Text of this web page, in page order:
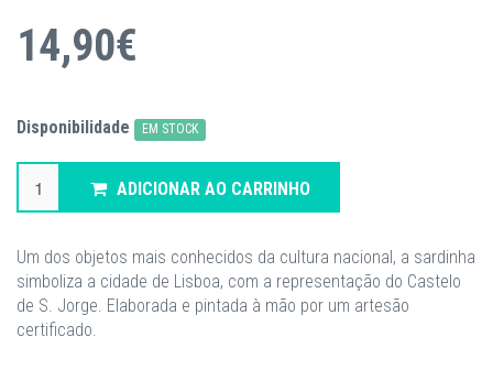
14,90€
Disponibilidade EM STOCK
ADICIONAR AO CARRINHO
Um dos objetos mais conhecidos da cultura nacional, a sardinha
simboliza a cidade de Lisboa, com a representação do Castelo
de S. Jorge. Elaborada e pintada à mão por um artesão
certificado.